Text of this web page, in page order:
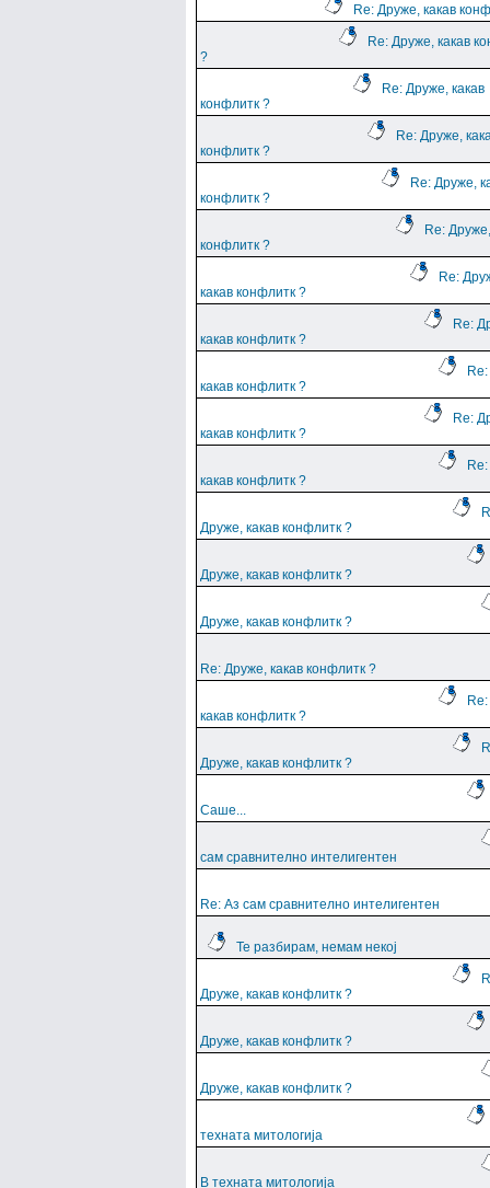
Re: Друже, какав
Re: Друже, какав
?
Re: Друже, какав
конфлитк ?
Re: Друже,
конфлитк ?
Re: Друже,
конфлитк ?
Re:
конфлитк ?
Re:
какав конфлитк ?
Re:
какав конфлитк ?
какав конфлитк ?
Re:
какав конфлитк ?
какав конфлитк ?
Друже, какав конфлитк ?
Друже, какав конфлитк ?
Друже, какав конфлитк ?
Re: Друже, какав конфлитк ?
какав конфлитк ?
Друже, какав конфлитк ?
Саше...
сам сравнително интелигентен
Re: Аз сам сравнително интелигентен
Те разбирам, немам некој
Друже, какав конфлитк ?
Друже, какав конфлитк ?
Друже, какав конфлитк ?
техната митологија
В техната митологија